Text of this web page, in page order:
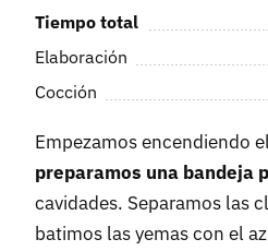
Tiempo total
Elaboración
Cocción
Empezamos encendiendo
preparamos una bandeja
cavidades. Separamos las
batimos las yemas con el